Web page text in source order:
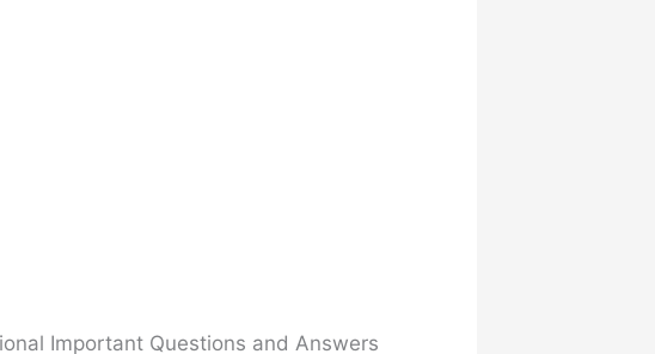
Important Questions and Answers